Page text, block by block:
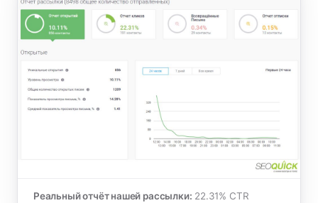
Реальный отчёт нашей рассылки: 22.31% CTR